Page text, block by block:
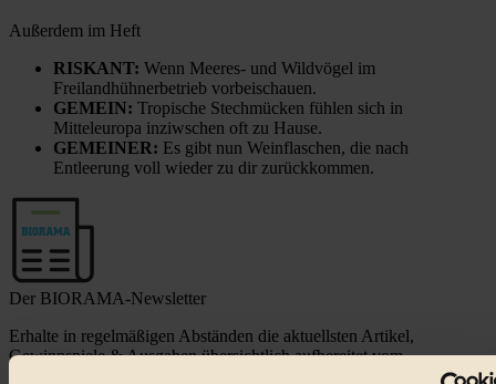
Außerdem im Heft
RISKANT: Wenn Meeres- und Wildvögel im
Freilandhühnerbetrieb vorbeischauen.
GEMEIN: Tropische Stechmücken fühlen sich in
Mitteleuropa inziwschen oft zu Hause.
GEMEINER: Es gibt nun Weinflaschen, die nach
Entleerung voll wieder zu dir zurückkommen.
Der BIORAMA-Newsletter
Erhalte in regelmäßigen Abständen die aktuellsten Artikel,
Gewinnspiele & Ausgaben übersichtlich aufbereitet vom